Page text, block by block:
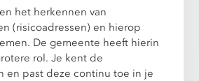
het herkennen van
(risicoadressen) en hierop
De gemeente heeft hierin
rol. Je kent de
en past deze continu toe in je